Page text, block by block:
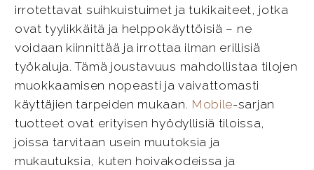
irrotettavat suihkuistuimet ja tukikaiteet, jotka
ovat tyylikkäitä ja helppokäyttöisiä – ne
voidaan kiinnittää ja irrottaa ilman erillisiä
työkaluja. Tämä joustavuus mahdollistaa tilojen
muokkaamisen nopeasti ja vaivattomasti
käyttäjien tarpeiden mukaan. Mobile-sarjan
tuotteet ovat erityisen hyödyllisiä tiloissa,
joissa tarvitaan usein muutoksia ja
mukautuksia, kuten hoivakodeissa ja